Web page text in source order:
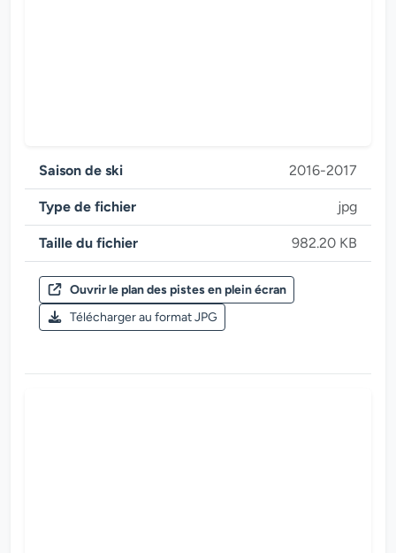
Saison de ski 2016-2017
Zillertal Arena
Saison de ski 2016-2017
Type de fichier jpg
Taille du fichier 982.20 KB
Ouvrir le plan des pistes en plein écran
Télécharger au format JPG